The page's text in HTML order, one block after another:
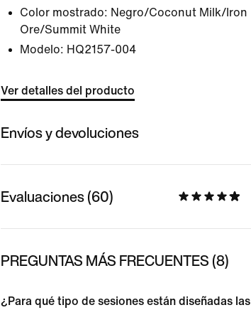
Color mostrado: Negro/Coconut Milk/Iron
Ore/Summit White
Modelo: HQ2157-004
Ver detalles del producto
Envíos y devoluciones
Evaluaciones (60)
PREGUNTAS MÁS FRECUENTES (8)
¿Para qué tipo de sesiones están diseñadas las